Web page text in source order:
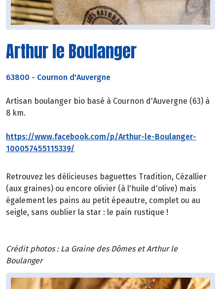
Arthur le Boulanger
63800 - Cournon d'Auvergne
Artisan boulanger bio basé à Cournon d'Auvergne (63) à
8 km.
https://www.facebook.com/p/Arthur-le-Boulanger-
100057455115339/
Retrouvez les délicieuses baguettes Tradition, Cézallier
(aux graines) ou encore olivier (à l'huile d'olive) mais
également les pains au petit épeautre, complet ou au
seigle, sans oublier la star : le pain rustique !
Crédit photos : La Graine des Dômes et Arthur le
Boulanger